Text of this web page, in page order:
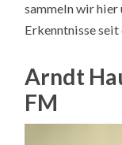
sammeln wir hier
Erkenntnisse
Arndt
FM